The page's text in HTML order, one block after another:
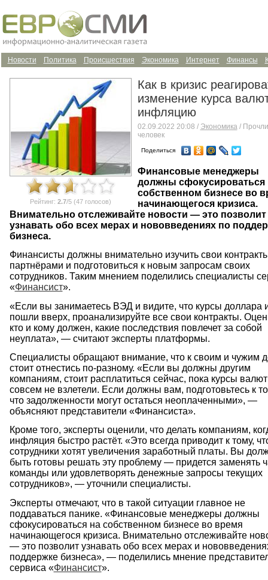
Финансы
Интернет
Экономика
Происшествия
Политика
Новости
Рейтинг: 2.7/5 (47 голосов)
Как в кризис
изменение курса
инфляцию
02.09.2022 20:08 / Экономика/
человек
Поделиться
Финансовые менеджеры
должны сфокусироваться
собственном бизнесе во
начинающегося кризиса.
Внимательно отслеживайте новости — это позволит
узнавать обо всех мерах и нововведениях по
бизнеса.
Финансисты должны внимательно изучить свои
партнёрами и подготовиться к новым запросам своих
сотрудников. Таким мнением поделились специалисты
«Финансист».
«Если вы занимаетесь ВЭД и видите, что курсы доллара
пошли вверх, проанализируйте все свои контракты.
кто и кому должен, какие последствия повлечет за собой
неуплата», — считают эксперты платформы.
Специалисты обращают внимание, что к своим и чужим
стоит отнестись по-разному. «Если вы должны другим
компаниям, стоит расплатиться сейчас, пока курсы валют
совсем не взлетели. Если должны вам, подготовьтесь к
что задолженности могут остаться неоплаченными», —
объясняют представители «Финансиста».
Кроме того, эксперты оценили, что делать компаниям,
инфляция быстро растёт. «Это всегда приводит к тому,
сотрудники хотят увеличения заработный платы. Вы
быть готовы решать эту проблему — придется заменять
команды или удовлетворять денежные запросы текущих
сотрудников», — уточнили специалисты.
Эксперты отмечают, что в такой ситуации главное не
поддаваться панике. «Финансовые менеджеры должны
сфокусироваться на собственном бизнесе во время
начинающегося кризиса. Внимательно отслеживайте
— это позволит узнавать обо всех мерах и
поддержке бизнеса», — поделились мнение
сервиса «Финансист».